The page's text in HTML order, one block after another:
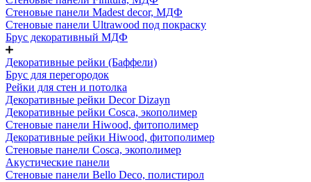
Стеновые панели Madest decor, МДФ
Стеновые панели Ultrawood под покраску
Брус декоративный МДФ
Декоративные рейки (Баффели)
Брус для перегородок
Рейки для стен и потолка
Декоративные рейки Decor Dizayn
Декоративные рейки Cosca, экополимер
Стеновые панели Hiwood, фитополимер
Декоративные рейки Hiwood, фитополимер
Стеновые панели Cosca, экополимер
Акустические панели
Стеновые панели Bello Deco, полистирол